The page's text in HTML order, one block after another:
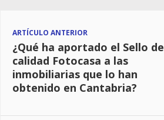
ARTÍCULO ANTERIOR
¿Qué ha aportado el Sello de
calidad Fotocasa a las
inmobiliarias que lo han
obtenido en Cantabria?